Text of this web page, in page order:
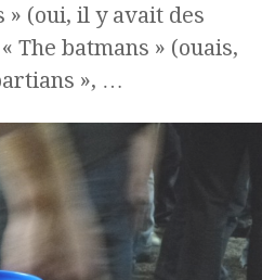
» (oui, il y avait des
The batmans » (ouais,
», …